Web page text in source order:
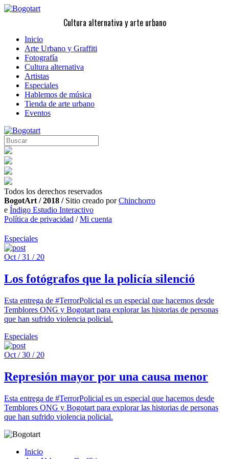
Cultura alternativa y arte urbano
Inicio
Arte Urbano y Graffiti
Fotografía
Cultura alternativa
Artistas
Especiales
Hablemos de música
Tienda de arte urbano
Eventos
Todos los derechos reservados
BogotArt / 2018 /Sitio creado porChinchorro
e Índigo Estudio Interactivo
Política de privacidad /Mi cuenta
Especiales
Oct / 31 / 20
Los fotógrafos que la policía silenció
Esta entrega de #TerrorPolicial es un especial que hacemos desde
Temblores ONG y Bogotart para explorar las historias de personas
que han sufrido violencia policial.
Especiales
Oct / 30 / 20
Represión mayor por una causa menor
Esta entrega de #TerrorPolicial es un especial que hacemos desde
Temblores ONG y Bogotart para explorar las historias de personas
que han sufrido violencia policial.
Inicio